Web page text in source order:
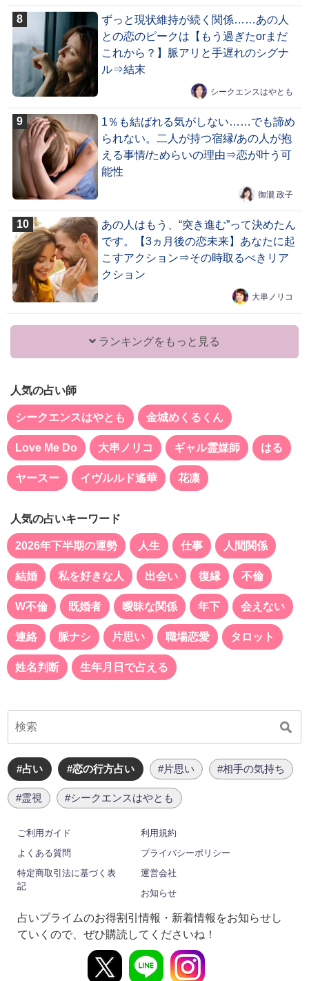
ずっと現状維持が続く関係……あの人
との恋のピークは【もう過ぎたorまだ
これから？】脈アリと手遅れのシグナ
ル⇒結末
シークエンスはやとも
1％も結ばれる気がしない……でも諦め
られない。二人が持つ宿縁/あの人が抱
える事情/ためらいの理由⇒恋が叶う可
能性
御瀧 政子
あの人はもう、“突き進む”って決めたん
です。【3ヵ月後の恋未来】あなたに起
こすアクション⇒その時取るべきリア
クション
大串ノリコ
ランキングをもっと見る
人気の占い師
シークエンスはやとも 金城めくるくん
Love Me Do 大串ノリコ ギャル霊媒師 はる
ヤースー イヴルルド遙華 花凛
人気の占いキーワード
2026年下半期の運勢 人生 仕事 人間関係
結婚 私を好きな人 出会い 復縁 不倫
W不倫 既婚者 曖昧な関係 年下 会えない
連絡 脈ナシ 片思い 職場恋愛 タロット
姓名判断 生年月日で占える
#占い #恋の行方占い #片思い #相手の気持ち
#霊視 #シークエンスはやとも
ご利用ガイド
利用規約
よくある質問
プライバシーポリシー
特定商取引法に基づく表
記
運営会社
お知らせ
占いプライムのお得割引情報・新着情報をお知らせし
ていくので、ぜひ購読してくださいね！